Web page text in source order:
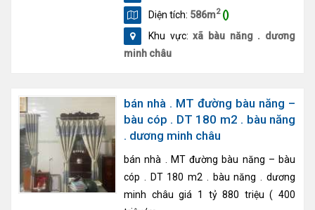
Diện tích: 586m2 ()
Khu vực:xã bàu năng . dương
minh châu
bán nhà . MT đường bàu năng –
bàu cóp . DT 180 m2 . bàu năng
. dương minh châu
bán nhà . MT đường bàu năng – bàu
cóp . DT 180 m2 . bàu năng . dương
minh châu giá 1 tỷ 880 triệu ( 400